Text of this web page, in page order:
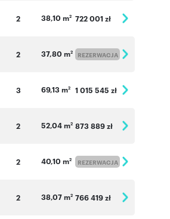
2 38,10 m2 722 001 zł
2 37,80 m2 REZERWACJA
3 69,13 m2 1 015 545 zł
2 52,04 m2 873 889 zł
2 40,10 m2 REZERWACJA
2 38,07 m2 766 419 zł